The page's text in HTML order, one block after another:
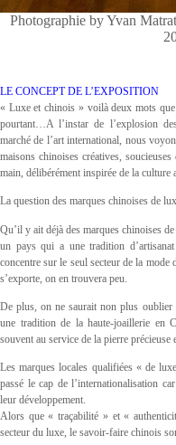
Photographie by Yvan
LE CONCEPT DE L’EXPOSITION
« Luxe et chinois » voilà deux mots que
pourtant…A l’instar de l’explosion
marché de l’art international, nous
maisons chinoises créatives,
main, délibérément inspirée de la culture
La question des marques chinoises de
Qu’il y ait déjà des marques chinoises
un pays qui a une tradition
concentre sur le seul secteur de la mode
s’exporte, on en trouvera peu.
De plus, on ne saurait non plus
une tradition de la haute-joaillerie en
souvent au service de la pierre précieuse
Les marques locales qualifiées « de
passé le cap de l’internationalisation
leur développement.
Alors que « traçabilité » et «
secteur du luxe, le savoir-faire chinois